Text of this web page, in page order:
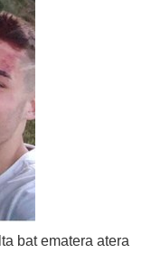
bat ematera atera